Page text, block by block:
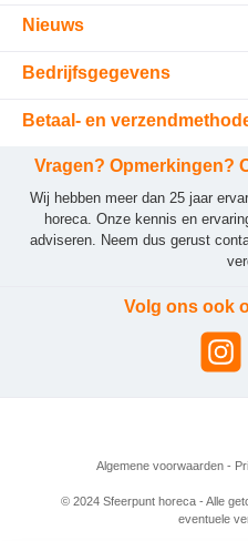
Nieuws
Bedrijfsgegevens
Betaal- en
Vragen? Opmerkingen?
Wij hebben meer dan 25 jaar
horeca. Onze kennis en
adviseren. Neem dus gerust
Volg ons ook
Algemene voorwaarden -
© 2024 Sfeerpunt horeca - Alle
eventuele